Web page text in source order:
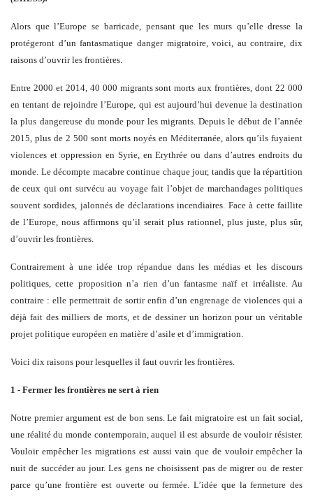
Alors que l’Europe se barricade, pensant que les murs qu’elle dresse la
protégeront d’un fantasmatique danger migratoire, voici, au contraire, dix
raisons d’ouvrir les frontières.
Entre 2000 et 2014, 40 000 migrants sont morts aux frontières, dont 22 000
en tentant de rejoindre l’Europe, qui est aujourd’hui devenue la destination
la plus dangereuse du monde pour les migrants. Depuis le début de l’année
2015, plus de 2 500 sont morts noyés en Méditerranée, alors qu’ils fuyaient
violences et oppression en Syrie, en Erythrée ou dans d’autres endroits du
monde. Le décompte macabre continue chaque jour, tandis que la répartition
de ceux qui ont survécu au voyage fait l’objet de marchandages politiques
souvent sordides, jalonnés de déclarations incendiaires. Face à cette faillite
de l’Europe, nous affirmons qu’il serait plus rationnel, plus juste, plus sûr,
d’ouvrir les frontières.
Contrairement à une idée trop répandue dans les médias et les discours
politiques, cette proposition n’a rien d’un fantasme naïf et irréaliste. Au
contraire : elle permettrait de sortir enfin d’un engrenage de violences qui a
déjà fait des milliers de morts, et de dessiner un horizon pour un véritable
projet politique européen en matière d’asile et d’immigration.
Voici dix raisons pour lesquelles il faut ouvrir les frontières.
1 - Fermer les frontières ne sert à rien
Notre premier argument est de bon sens. Le fait migratoire est un fait social,
une réalité du monde contemporain, auquel il est absurde de vouloir résister.
Vouloir empêcher les migrations est aussi vain que de vouloir empêcher la
nuit de succéder au jour. Les gens ne choisissent pas de migrer ou de rester
parce qu’une frontière est ouverte ou fermée. L’idée que la fermeture des